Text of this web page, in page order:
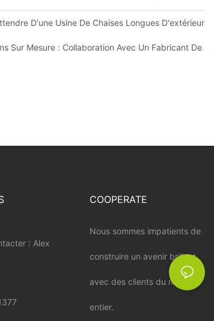
D'une Usine De Chaises Longues D'extérieur
Sur Mesure : Collaboration Avec Un Fabricant De
: Alex
COOPERATE
Nous sommes impatients de
construire un avenir brillant
avec des clients du monde
entier.